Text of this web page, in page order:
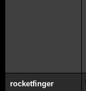
rocketfinger